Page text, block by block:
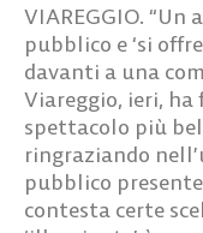
VIAREGGIO.
pubblico e ‘si
davanti a una
Viareggio, ieri,
spettacolo più
ringraziando
pubblico
contesta certe